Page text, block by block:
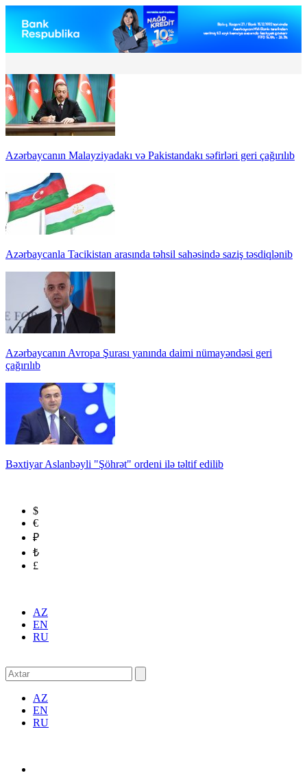
Azərbaycanın Malayziyadakı və Pakistandakı səfirləri geri çağırılıb
Azərbaycanla Tacikistan arasında təhsil sahəsində saziş təsdiqlənib
Azərbaycanın Avropa Şurası yanında daimi nümayəndəsi geri
çağırılıb
Bəxtiyar Aslanbəyli "Şöhrət" ordeni ilə təltif edilib
$
€
₽
₺
£
AZ
EN
RU
AZ
EN
RU